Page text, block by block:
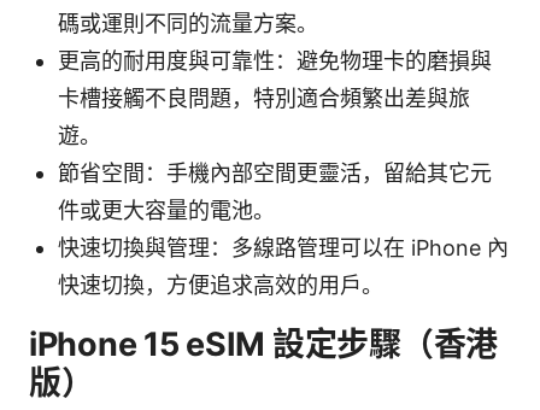
碼或運則不同的流量方案。
更高的耐用度與可靠性：避免物理卡的磨損與
卡槽接觸不良問題，特別適合頻繁出差與旅
遊。
節省空間：手機內部空間更靈活，留給其它元
件或更大容量的電池。
快速切換與管理：多線路管理可以在 iPhone 內
快速切換，方便追求高效的用戶。
iPhone 15 eSIM 設定步驟（香港
版）